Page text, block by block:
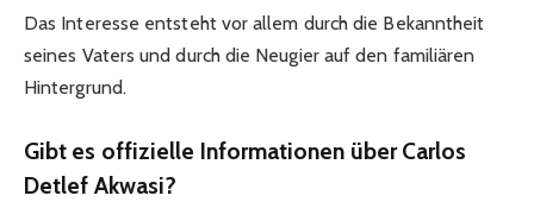
Das Interesse entsteht vor allem durch die Bekanntheit
seines Vaters und durch die Neugier auf den familiären
Hintergrund.
Gibt es offizielle Informationen über Carlos
Detlef Akwasi?